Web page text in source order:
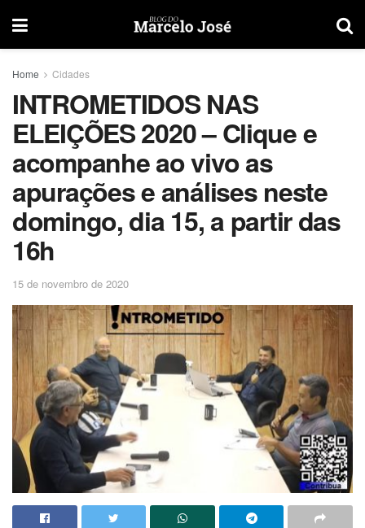
Home Cidades
INTROMETIDOS NAS
ELEIÇÕES 2020 – Clique e
acompanhe ao vivo as
apurações e análises neste
domingo, dia 15, a partir das
16h
15 de novembro de 2020